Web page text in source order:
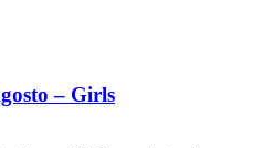
– Girls